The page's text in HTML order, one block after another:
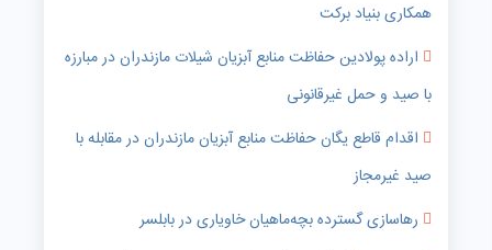
همکاری بنیاد برکت
اراده پولادین حفاظت منابع آبزیان شیلات مازندران در مبارزه
با صید و حمل غیرقانونی
اقدام قاطع یگان حفاظت منابع آبزیان مازندران در مقابله با
صید غیرمجاز
رهاسازی گسترده بچه‌ماهیان خاویاری در بابلسر